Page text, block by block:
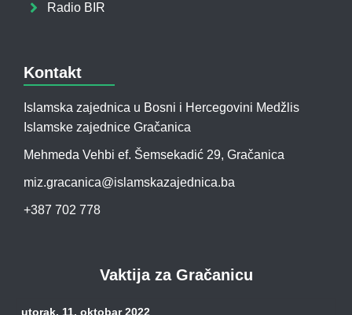
Radio BIR
Kontakt
Islamska zajednica u Bosni i Hercegovini Medžlis
Islamske zajednice Gračanica
Mehmeda Vehbi ef. Šemsekadić 29, Gračanica
miz.gracanica@islamskazajednica.ba
+387 702 778
Vaktija za Gračanicu
utorak, 11. oktobar 2022